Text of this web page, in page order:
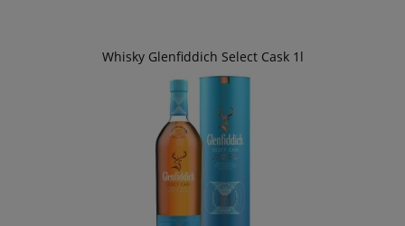
Whisky Glenfiddich Select Cask 1l